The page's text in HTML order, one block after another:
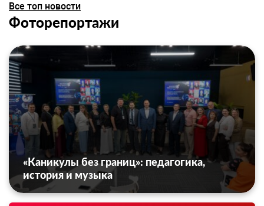
Все топ новости
Фоторепортажи
«Каникулы без границ»: педагогика,
история и музыка